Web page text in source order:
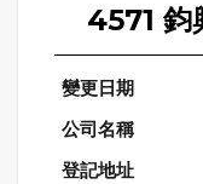
4571 鈞